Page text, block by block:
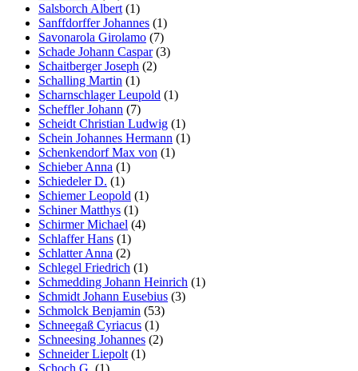
Salsborch Albert(1)
Sanffdorffer Johannes (1)
Savonarola Girolamo (7)
Schade Johann Caspar(3)
Schaitberger Joseph (2)
Schalling Martin (1)
Scharnschlager Leupold (1)
Scheffler Johann (7)
Scheidt Christian Ludwig (1)
Schein Johannes Hermann (1)
Schenkendorf Max von (1)
Schieber Anna (1)
Schiedeler D. (1)
Schiemer Leopold (1)
Schiner Matthys (1)
Schirmer Michael (4)
Schlaffer Hans (1)
Schlatter Anna (2)
Schlegel Friedrich (1)
Schmedding Johann Heinrich (1)
Schmidt Johann Eusebius (3)
Schmolck Benjamin (53)
Schneegaß Cyriacus (1)
Schneesing Johannes (2)
Schneider Liepolt(1)